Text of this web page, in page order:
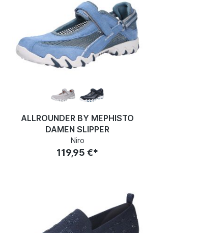
ALLROUNDER BY MEPHISTO
DAMEN SLIPPER
Niro
119,95 €*